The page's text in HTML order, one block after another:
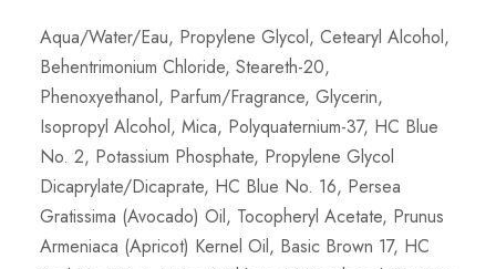
Aqua/Water/Eau, Propylene Glycol, Cetearyl Alcohol,
Behentrimonium Chloride, Steareth-20,
Phenoxyethanol, Parfum/Fragrance, Glycerin,
Isopropyl Alcohol, Mica, Polyquaternium-37, HC Blue
No. 2, Potassium Phosphate, Propylene Glycol
Dicaprylate/Dicaprate, HC Blue No. 16, Persea
Gratissima (Avocado) Oil, Tocopheryl Acetate, Prunus
Armeniaca (Apricot) Kernel Oil, Basic Brown 17, HC